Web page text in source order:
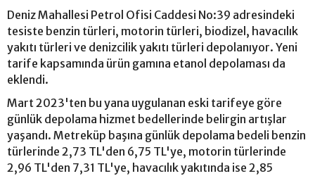
Deniz Mahallesi Petrol Ofisi Caddesi No:39 adresindeki
tesiste benzin türleri, motorin türleri, biodizel, havacılık
yakıtı türleri ve denizcilik yakıtı türleri depolanıyor. Yeni
tarife kapsamında ürün gamına etanol depolaması da
eklendi.
Mart 2023'ten bu yana uygulanan eski tarifeye göre
günlük depolama hizmet bedellerinde belirgin artışlar
yaşandı. Metreküp başına günlük depolama bedeli benzin
türlerinde 2,73 TL'den 6,75 TL'ye, motorin türlerinde
2,96 TL'den 7,31 TL'ye, havacılık yakıtında ise 2,85